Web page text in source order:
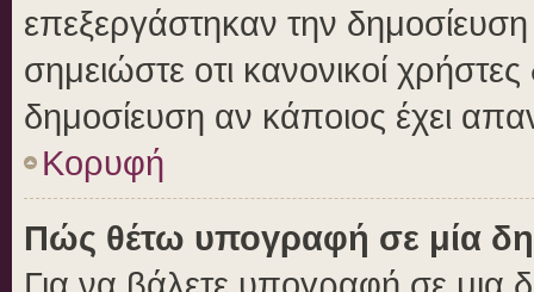
επεξεργάστηκαν την
σημειώστε οτι κανονικοί
δημοσίευση αν κάποιος έχει
Κορυφή
Πώς θέτω υπογραφή σε μία